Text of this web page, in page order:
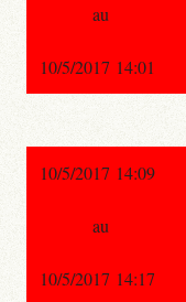
au
10/5/2017 14:01
10/5/2017 14:09
au
10/5/2017 14:17